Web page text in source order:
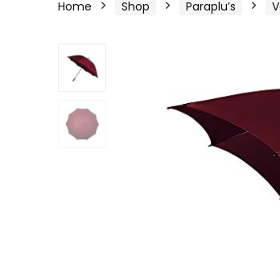
Home Shop Paraplu’s